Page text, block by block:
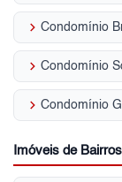
keyboard_arrow_right Condomínio
keyboard_arrow_right Condomínio
keyboard_arrow_right Condomínio
Imóveis de